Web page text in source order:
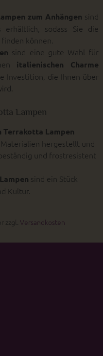
zum Anhängen sind
erhältlich, sodass Sie die
können.
sind eine gute Wahl für
italienischen Charme
Investition, die Ihnen über
Lampen
Terrakotta Lampen
hergestellt und
und frostresistent
sind ein Stück
Kultur.
zzgl. Versandkosten